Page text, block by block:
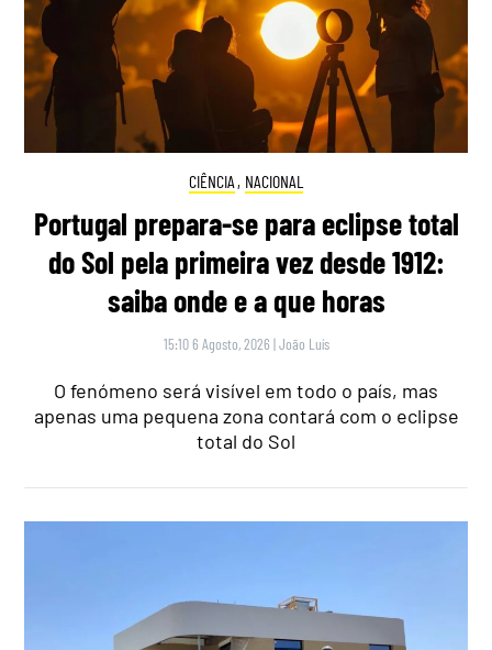
CIÊNCIA , NACIONAL
Portugal prepara-se para eclipse total
do Sol pela primeira vez desde 1912:
saiba onde e a que horas
15:10 6 Agosto, 2026 |João Luís
O fenómeno será visível em todo o país, mas
apenas uma pequena zona contará com o eclipse
total do Sol